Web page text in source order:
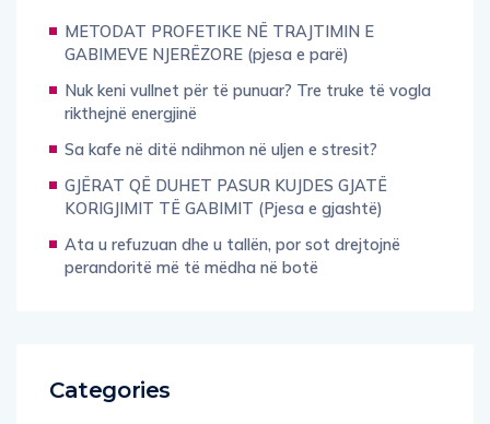
METODAT PROFETIKE NË TRAJTIMIN E
GABIMEVE NJERËZORE (pjesa e parë)
Nuk keni vullnet për të punuar? Tre truke të vogla
rikthejnë energjinë
Sa kafe në ditë ndihmon në uljen e stresit?
GJËRAT QË DUHET PASUR KUJDES GJATË
KORIGJIMIT TË GABIMIT (Pjesa e gjashtë)
Ata u refuzuan dhe u tallën, por sot drejtojnë
perandoritë më të mëdha në botë
Categories